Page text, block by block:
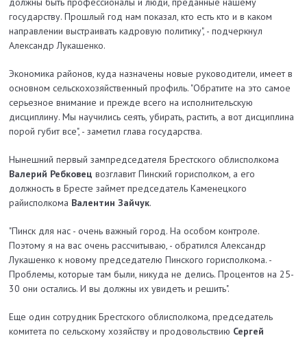
государству. Прошлый год нам показал, кто есть кто и в каком
направлении выстраивать кадровую политику", - подчеркнул
Александр Лукашенко.
Экономика районов, куда назначены новые руководители, имеет в
основном сельскохозяйственный профиль. "Обратите на это самое
серьезное внимание и прежде всего на исполнительскую
дисциплину. Мы научились сеять, убирать, растить, а вот дисциплина
порой губит все", - заметил глава государства.
Нынешний первый зампредседателя Брестского облисполкома
Валерий Ребковец возглавит Пинский горисполком, а его
должность в Бресте займет председатель Каменецкого
райисполкома Валентин Зайчук.
"Пинск для нас - очень важный город. На особом контроле.
Поэтому я на вас очень рассчитываю, - обратился Александр
Лукашенко к новому председателю Пинского горисполкома. -
Проблемы, которые там были, никуда не делись. Процентов на 25-
30 они остались. И вы должны их увидеть и решить".
Еще один сотрудник Брестского облисполкома, председатель
комитета по сельскому хозяйству и продовольствию Сергей